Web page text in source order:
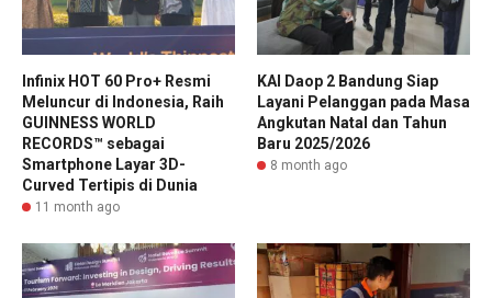
Infinix HOT 60 Pro+ Resmi
Meluncur di Indonesia, Raih
GUINNESS WORLD
RECORDS™ sebagai
Smartphone Layar 3D-
Curved Tertipis di Dunia
11 month ago
KAI Daop 2 Bandung Siap
Layani Pelanggan pada Masa
Angkutan Natal dan Tahun
Baru 2025/2026
8 month ago